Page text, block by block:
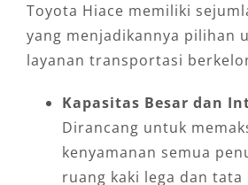
Toyota Hiace memiliki
yang menjadikannya pilihan
layanan transportasi
Kapasitas Besar dan
Dirancang untuk
kenyamanan semua
ruang kaki lega dan